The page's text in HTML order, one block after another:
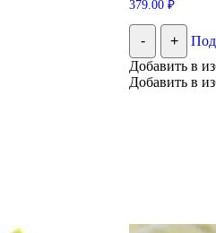
379.00₽
- +
Добавить в
Добавить в